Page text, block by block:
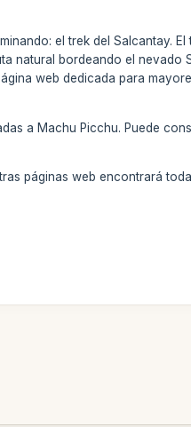
el trek del Salcantay.
natural bordeando el nevado
web dedicada para
a Machu Picchu. Puede
páginas web encontrará